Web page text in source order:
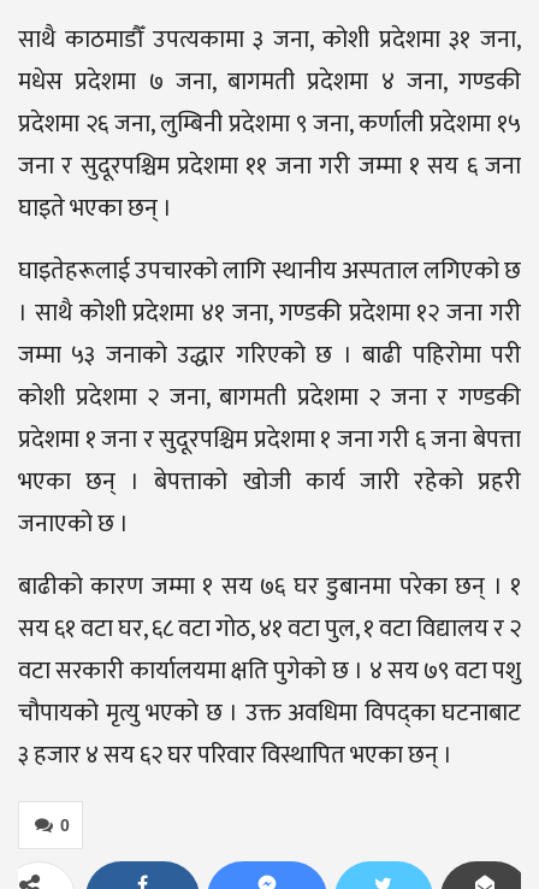
साथै काठमाडौँ उपत्यकामा ३ जना, कोशी प्रदेशमा ३१ जना,
मधेस प्रदेशमा ७ जना, बागमती प्रदेशमा ४ जना, गण्डकी
प्रदेशमा २६ जना, लुम्बिनी प्रदेशमा ९ जना, कर्णाली प्रदेशमा १५
जना र सुदूरपश्चिम प्रदेशमा ११ जना गरी जम्मा १ सय ६ जना
घाइते भएका छन् ।
घाइतेहरूलाई उपचारको लागि स्थानीय अस्पताल लगिएको छ
। साथै कोशी प्रदेशमा ४१ जना, गण्डकी प्रदेशमा १२ जना गरी
जम्मा ५३ जनाको उद्धार गरिएको छ । बाढी पहिरोमा परी
कोशी प्रदेशमा २ जना, बागमती प्रदेशमा २ जना र गण्डकी
प्रदेशमा १ जना र सुदूरपश्चिम प्रदेशमा १ जना गरी ६ जना बेपत्ता
भएका छन् । बेपत्ताको खोजी कार्य जारी रहेको प्रहरी
जनाएको छ ।
बाढीको कारण जम्मा १ सय ७६ घर डुबानमा परेका छन् । १
सय ६१ वटा घर, ६८ वटा गोठ, ४१ वटा पुल, १ वटा विद्यालय र २
वटा सरकारी कार्यालयमा क्षति पुगेको छ । ४ सय ७९ वटा पशु
चौपायको मृत्यु भएको छ । उक्त अवधिमा विपद्का घटनाबाट
३ हजार ४ सय ६२ घर परिवार विस्थापित भएका छन् ।
0